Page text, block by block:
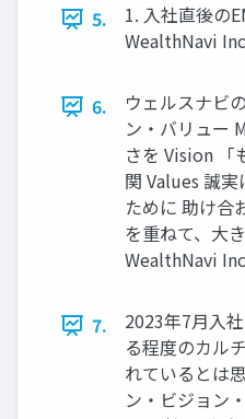
5.
1. ⼊社直後の
WealthNavi
6.
ウェルスナビ
ン‧バリュー
さを Vision 「
関 Values 誠
ために 助け合
を重ねて、大
WealthNavi
7.
2023年7⽉⼊
る程度のカル
れているとは
ン‧ビジョン